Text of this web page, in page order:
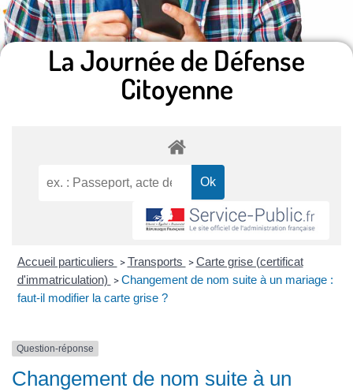
La Journée de Défense
Citoyenne
Accueil particuliers > Transports > Carte grise (certificat
d'immatriculation) > Changement de nom suite à un mariage :
faut-il modifier la carte grise ?
Question-réponse
Changement de nom suite à un